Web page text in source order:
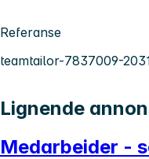
Referanse
teamtailor-7837009-
Lignende
Medarbeider -